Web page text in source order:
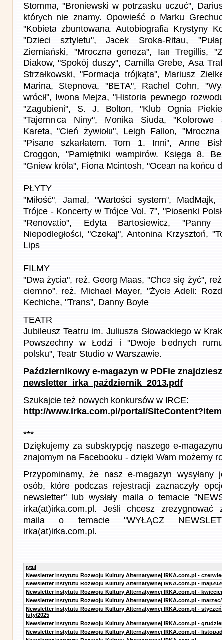
Stomma, "Broniewski w potrzasku uczuć",
których nie znamy. Opowieść o Marku
"Kobieta zbuntowana. Autobiografia Krystyny
"Dzieci sztyletu", Jacek Sroka-Ritau,
Ziemiański, "Mroczna geneza", Ian Tregillis,
Diakow, "Spokój duszy", Camilla Grebe, Asa
Strzałkowski, "Formacja trójkąta", Mariusz
Marina, Stepnova, "BETA", Rachel Cohn,
wrócił", Iwona Mejza, "Historia pewnego
"Zagubieni", S. J. Bolton, "Klub Ognia
"Tajemnica Niny", Monika Siuda, "Kolorowe
Kareta, "Cień żywiołu", Leigh Fallon,
"Pisane szkarłatem. Tom 1. Inni", Anne
Croggon, "Pamiętniki wampirów. Księga 8.
"Gniew króla", Fiona Mcintosh, "Ocean na końcu
PŁYTY
"Miłość", Jamal, "Wartości system",
Trójce - Koncerty w Trójce Vol. 7", "Piosenki
"Renovatio", Edyta Bartosiewicz, "Panny
Niepodległości, "Czekaj", Antonina Krzysztoń,
Lips
FILMY
"Dwa życia", reż. Georg Maas, "Chce się żyć",
ciemno", reż. Michael Mayer, "Życie Adeli:
Kechiche, "Trans", Danny Boyle
TEATR
Jubileusz Teatru im. Juliusza Słowackiego w
Powszechny w Łodzi i "Dwoje biednych
polsku", Teatr Studio w Warszawie.
Październikowy e-magazyn w PDFie
newsletter_irka_październik_2013.pdf
Szukajcie też nowych konkursów w IRCE:
http://www.irka.com.pl/portal/
***
Dziękujemy za subskrypcję naszego e-
znajomym na Facebooku - dzięki Wam możemy
Przypominamy, że nasz e-magazyn
osób, które podczas rejestracji zaznaczyły
newsletter" lub wysłały maila o temacie
irka(at)irka.com.pl. Jeśli chcesz zrezygnować
maila o temacie "WYŁĄCZ
irka(at)irka.com.pl.
tytuł
Newsletter Instytutu Rozwoju Kultury Alternatywnej IRKA.com.pl -
Newsletter Instytutu Rozwoju Kultury Alternatywnej IRKA.com.pl - maj/
Newsletter Instytutu Rozwoju Kultury Alternatywnej IRKA.com.pl -
Newsletter Instytutu Rozwoju Kultury Alternatywnej IRKA.com.pl - marzec/
Newsletter Instytutu Rozwoju Kultury Alternatywnej IRKA.com.pl -
luty/2025
Newsletter Instytutu Rozwoju Kultury Alternatywnej IRKA.com.pl -
Newsletter Instytutu Rozwoju Kultury Alternatywnej IRKA.com.pl -